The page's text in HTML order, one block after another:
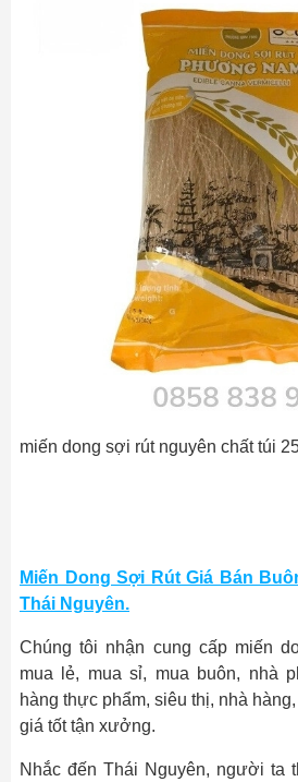
miến dong sợi rút nguyên chất túi
Miến Dong Sợi Rút Giá Bán
Thái Nguyên.
Chúng tôi nhận cung cấp miến
mua lẻ, mua sỉ, mua buôn, nhà
hàng thực phẩm, siêu thị, nhà
giá tốt tận xưởng.
Nhắc đến Thái Nguyên, người ta